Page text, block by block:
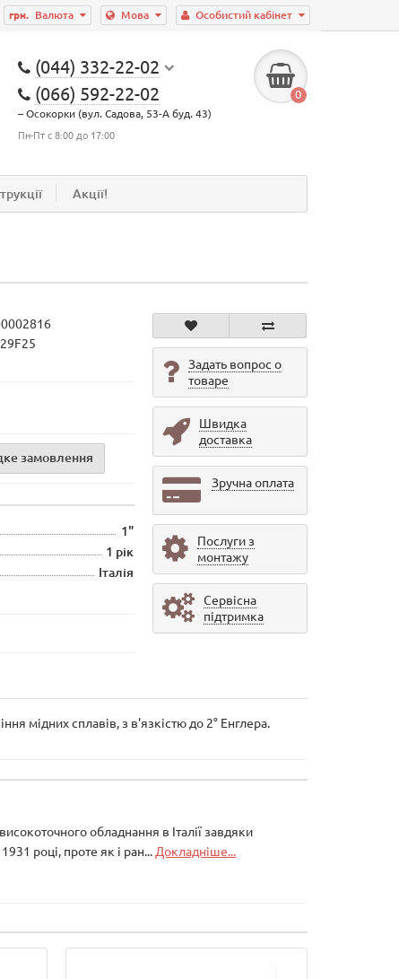
Особистий кабінет
Мова
грн. Валюта
(044) 332-22-02
(066) 592-22-02
– Осокорки (вул. Садова, 53-А буд. 43)
Пн-Пт с 8:00 до 17:00
0
Акції!
замовлення
1"
1 рік
Італія
Задать вопрос о
товаре
Швидка
доставка
Зручна оплата
Послуги з
монтажу
Сервісна
підтримка
мідних сплавів, з в'язкістю до 2° Енглера.
обладнання в Італії завдяки
році, проте як і ран... Докладніше...